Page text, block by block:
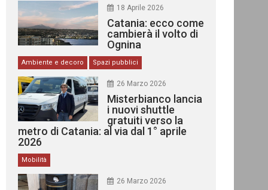
18 Aprile 2026
Catania: ecco come
cambierà il volto di
Ognina
Ambiente e decoro Spazi pubblici
26 Marzo 2026
Misterbianco lancia
i nuovi shuttle
gratuiti verso la
metro di Catania: al via dal 1° aprile
2026
Mobilità
26 Marzo 2026